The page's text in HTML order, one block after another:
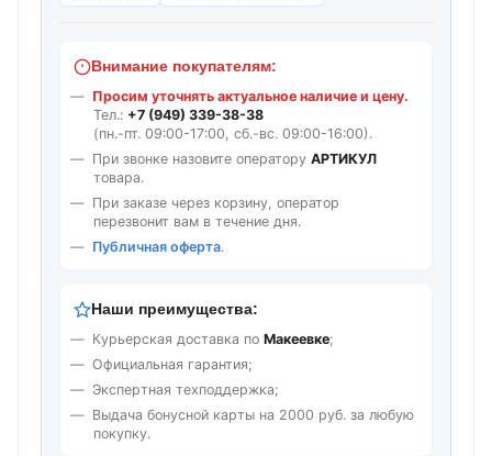
Внимание покупателям:
Просим уточнять актуальное наличие и цену.
Тел.: +7 (949) 339-38-38
(пн.-пт. 09:00-17:00, сб.-вс. 09:00-16:00).
При звонке назовите оператору АРТИКУЛ
товара.
При заказе через корзину, оператор
перезвонит вам в течение дня.
Публичная оферта.
Наши преимущества:
Курьерская доставка по Макеевке;
Официальная гарантия;
Экспертная техподдержка;
Выдача бонусной карты на 2000 руб. за любую
покупку.